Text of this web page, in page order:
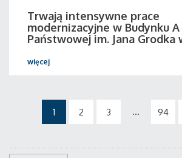
Trwają intensywne prace
modernizacyjne w Budynku
Państwowej im. Jana Grodka
więcej
1 2 3 ... 94